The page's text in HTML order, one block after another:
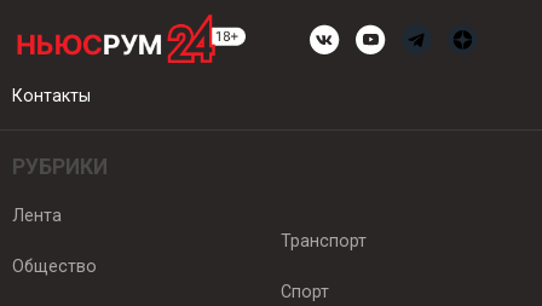
Контакты
РУБРИКИ
Лента
Общество
Транспорт
Спорт